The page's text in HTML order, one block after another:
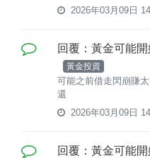
2026年03月09日
回覆：黃金可能
黃金投資
可能之前借走閃崩賺
還
2026年03月09日
回覆：黃金可能